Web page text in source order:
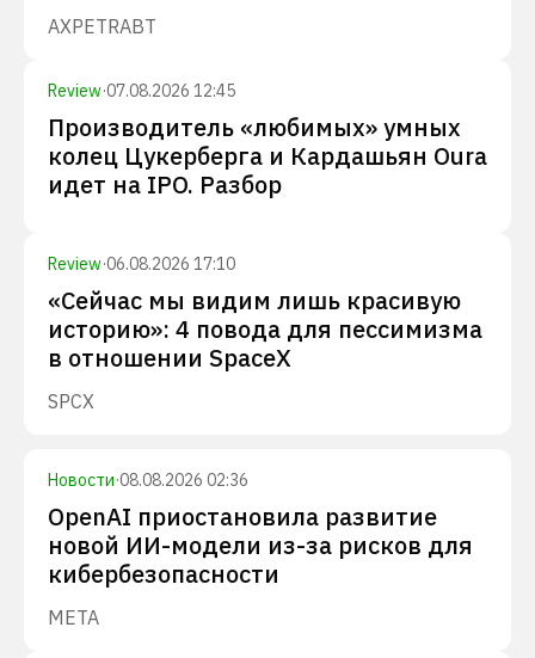
AXPETRABT
Review·07.08.2026 12:45
Производитель «любимых» умных
колец Цукерберга и Кардашьян Oura
идет на IPO. Разбор
Review·06.08.2026 17:10
«Сейчас мы видим лишь красивую
историю»: 4 повода для пессимизма
в отношении SpaceX
SPCX
Новости·08.08.2026 02:36
OpenAI приостановила развитие
новой ИИ-модели из-за рисков для
кибербезопасности
META